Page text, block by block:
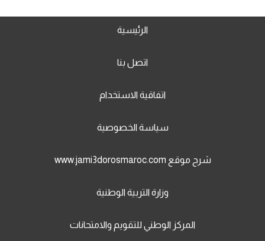
الرئيسية
اتصل بنا
اتفاقية الاستخدام
سياسة الخصوصية
شرح موقع www.jami3dorosmaroc.com
وزارة التربية الوطنية
المركز الوطني للتقويم والامتحانات